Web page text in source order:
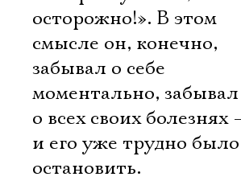
осторожно!». В этом
смысле он, конечно,
забывал о себе
моментально, забывал
о всех своих болезнях
и его уже трудно было
остановить.